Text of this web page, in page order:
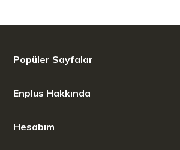
Popüler Sayfalar
Enplus Hakkında
Hesabım